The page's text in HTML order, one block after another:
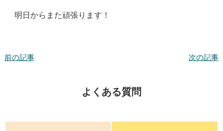
明日からまた頑張ります！
前の記事 次の記事
よくある質問